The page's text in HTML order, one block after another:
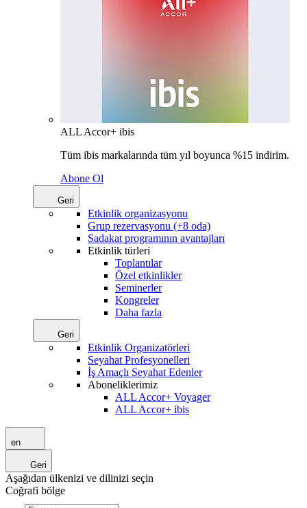
ALL Accor+ ibis
Tüm ibis markalarında tüm yıl boyunca %15 indirim.
Abone Ol
Geri
Etkinlik organizasyonu
Grup rezervasyonu (+8 oda)
Sadakat programının avantajları
Etkinlik türleri
Toplantılar
Özel etkinlikler
Seminerler
Kongreler
Daha fazla
Geri
Etkinlik Organizatörleri
Seyahat Profesyonelleri
İş Amaçlı Seyahat Edenler
Aboneliklerimiz
ALL Accor+ Voyager
ALL Accor+ ibis
en
Geri
Aşağıdan ülkenizi ve dilinizi seçin
Coğrafi bölge